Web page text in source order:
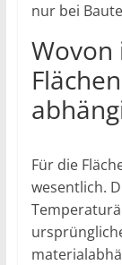
nur bei
Wovon
Für die
wesentlich.